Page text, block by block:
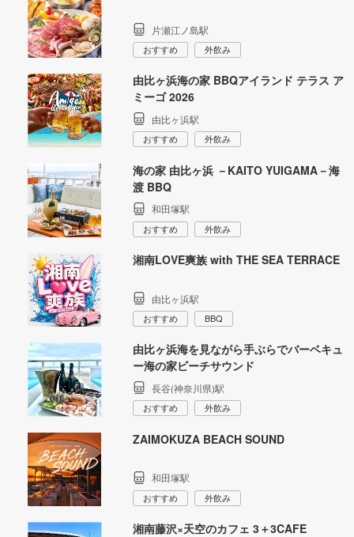
片瀬江ノ島駅
おすすめ 外飲み
由比ヶ浜海の家 BBQアイランド テラス ア
ミーゴ 2026
由比ヶ浜駅
おすすめ 外飲み
海の家 由比ヶ浜 －KAITO YUIGAMA－海
渡 BBQ
和田塚駅
おすすめ 外飲み
湘南LOVE爽族 with THE SEA TERRACE
由比ヶ浜駅
おすすめ BBQ
由比ヶ浜海を見ながら手ぶらでバーベキュ
ー海の家ビーチサウンド
長谷(神奈川県)駅
おすすめ 外飲み
ZAIMOKUZA BEACH SOUND
和田塚駅
おすすめ 外飲み
湘南藤沢×天空のカフェ 3＋3CAFE